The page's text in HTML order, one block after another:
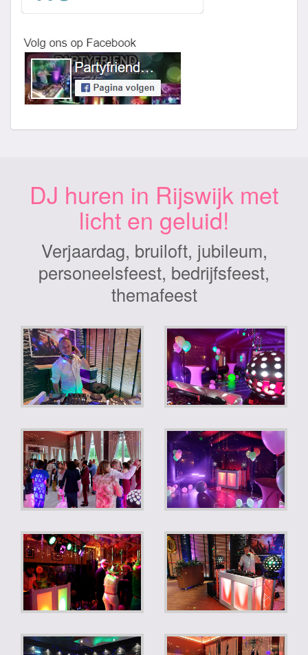
DJ huren in Rijswijk met
licht en geluid!
Verjaardag, bruiloft, jubileum,
personeelsfeest, bedrijfsfeest,
themafeest